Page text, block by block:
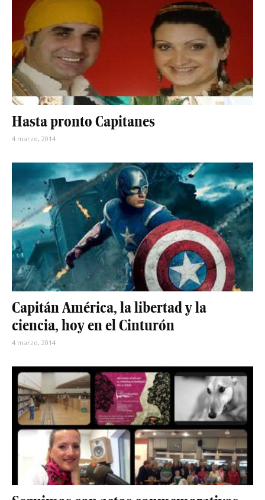
Hasta pronto Capitanes
4 marzo, 2014
Capitán América, la libertad y la
ciencia, hoy en el Cinturón
4 marzo, 2014